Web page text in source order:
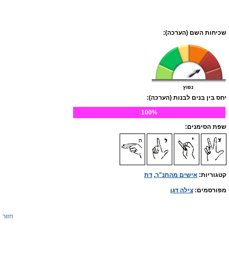
שכיחות השם (הערכה):
נפוץ
יחס בין בנים לבנות (הערכה):
100%
שפת הסימנים:
קטגוריות: אישים מהתנ"ך, דת
מפורסמים: צילה דגן
חזור